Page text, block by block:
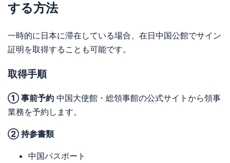
する方法
一時的に日本に滞在している場合、在日中国公館でサイン
証明を取得することも可能です。
取得手順
① 事前予約 中国大使館・総領事館の公式サイトから領事
業務を予約します。
② 持参書類
中国パスポート